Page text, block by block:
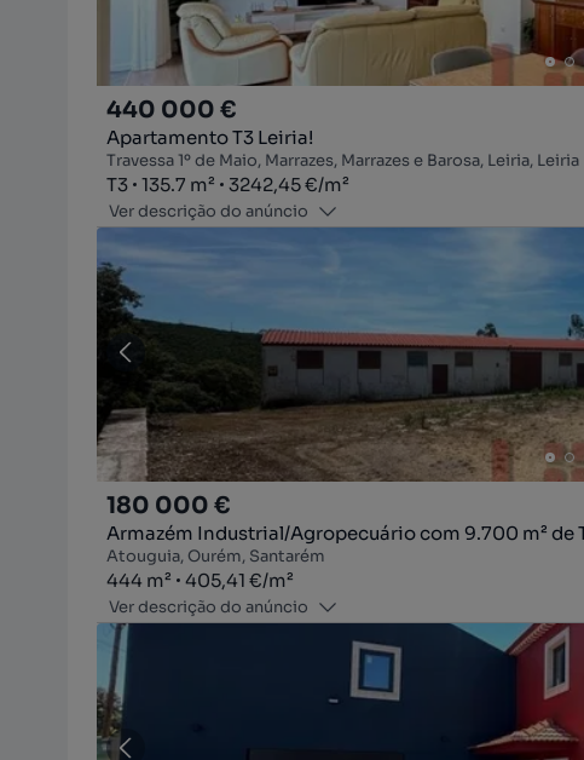
440 000 €
Apartamento T3 Leiria!
Travessa 1º de Maio, Marrazes, Marrazes e Barosa, Leiria, Leiria
Tipologia
T3
Zona135.7 m²
Preço por metro quadrado
3242,45 €/m²
Ver descrição do anúncio
180 000 €
Armazém Industrial/Agropecuário com 9.700 m² de
Atouguia, Ourém, Santarém
Zona
444 m²
Preço por metro quadrado
405,41 €/m²
Ver descrição do anúncio